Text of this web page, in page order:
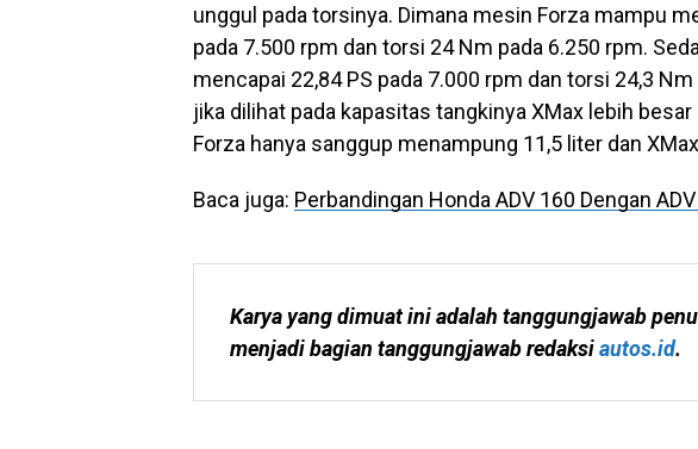
unggul pada torsinya. Dimana mesin Forza mampu
pada 7.500 rpm dan torsi 24 Nm pada 6.250 rpm.
mencapai 22,84 PS pada 7.000 rpm dan torsi 24,3
jika dilihat pada kapasitas tangkinya XMax lebih
Forza hanya sanggup menampung 11,5 liter dan
Baca juga: Perbandingan Honda ADV 160 Dengan
Karya yang dimuat ini adalah tanggungjawab
menjadi bagian tanggungjawab redaksi autos.id.